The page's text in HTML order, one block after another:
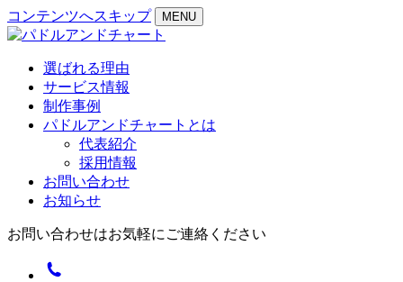
コンテンツへスキップ MENU
選ばれる理由
サービス情報
制作事例
パドルアンドチャートとは
代表紹介
採用情報
お問い合わせ
お知らせ
お問い合わせはお気軽にご連絡ください